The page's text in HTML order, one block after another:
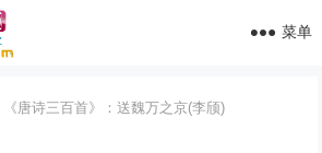
菜单
《唐诗三百首》：送魏万之京(李颀)